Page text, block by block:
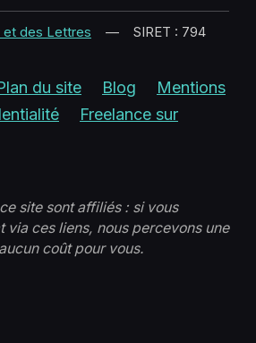
et des Lettres — SIRET : 794
du site Blog
Mentions
Freelance sur
site sont affiliés : si vous
via ces liens, nous percevons une
coût pour vous.